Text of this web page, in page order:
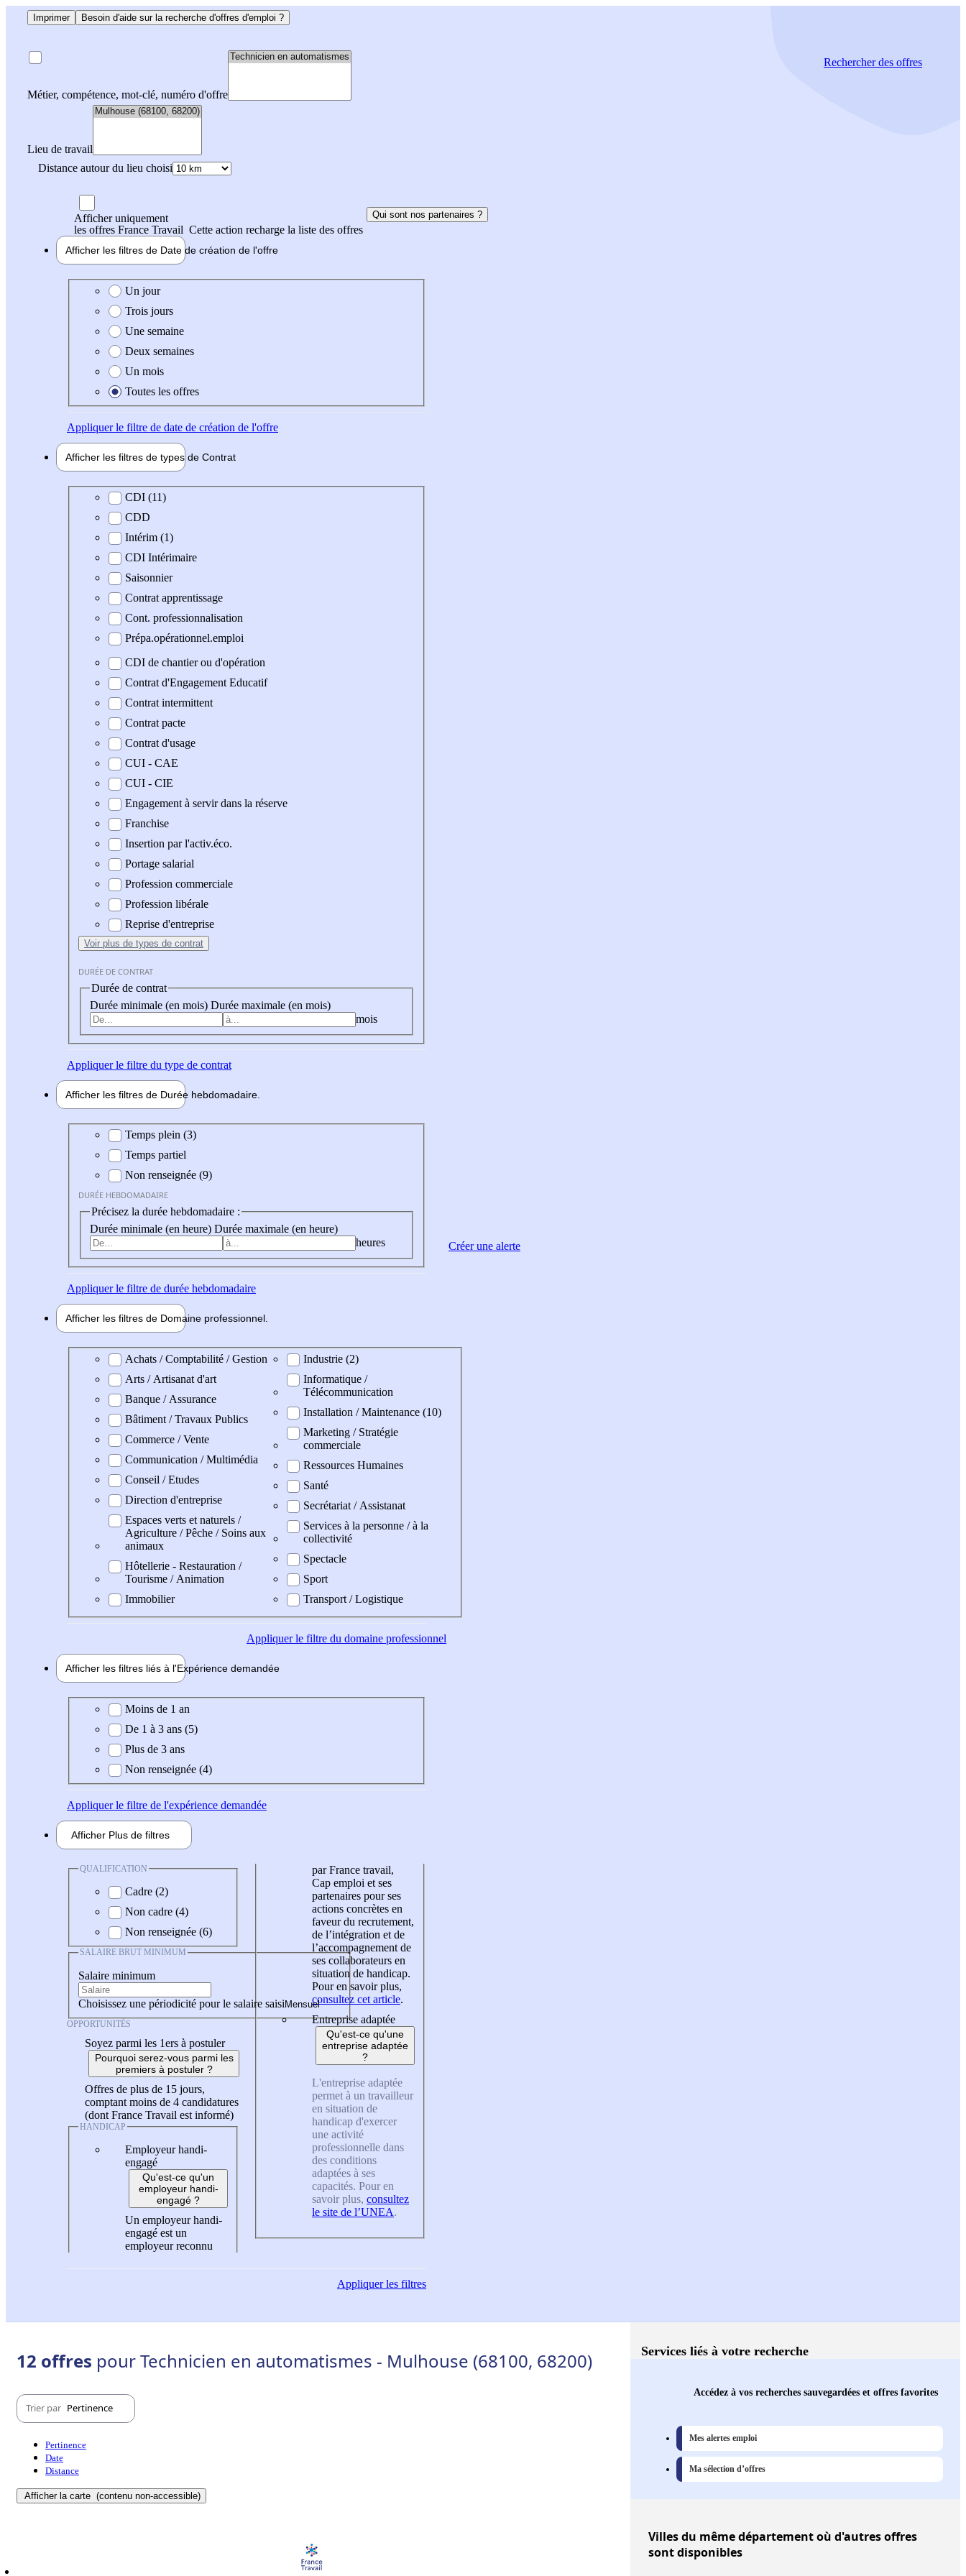
Imprimer Besoin d'aide sur la recherche d'offres d'emploi ?
Métier, compétence, mot-clé, numéro d'offre
Lieu de travail
Distance autour du lieu choisi
Rechercherdes offres
Afficher uniquement
les offres France Travail Cette action recharge la liste des offres
Qui sont nos partenaires ?
Afficher les filtres de Date de création de l'offre
Date de création de l'offre
Un jour
Trois jours
Une semaine
Deux semaines
Un mois
Toutes les offres
Appliquerle filtre de date de création de l'offre
Afficher les filtres de types de Contrat
Type de contratCDI (11)
CDD
Intérim (1)
CDI Intérimaire
Saisonnier
Contrat apprentissage
Cont. professionnalisation
Prépa.opérationnel.emploi
CDI de chantier ou d'opération
Contrat d'Engagement Educatif
Contrat intermittent
Contrat pacte
Contrat d'usage
CUI - CAE
CUI - CIE
Engagement à servir dans la réserve
Franchise
Insertion par l'activ.éco.
Portage salarial
Profession commerciale
Profession libérale
Reprise d'entreprise
Voir plus de types de contrat
DURÉE DE CONTRAT
Durée de contrat
Durée minimale (en mois) Durée maximale (en mois)
mois
Appliquerle filtre du type de contrat
Afficher les filtres de Durée hebdomadaire
Durée hebdomadaire
Temps plein (3)
Temps partiel
Non renseignée (9)
DURÉE HEBDOMADAIRE
Précisez la durée hebdomadaire :
Durée minimale (en heure) Durée maximale (en heure)
heures
Appliquerle filtre de durée hebdomadaire
Afficher les filtres de Domaine professionnel
Domaine professionel
Achats / Comptabilité / Gestion
Arts / Artisanat d'art
Banque / Assurance
Bâtiment / Travaux Publics
Commerce / Vente
Communication / Multimédia
Conseil / Etudes
Direction d'entreprise
Espaces verts et naturels /
Agriculture / Pêche / Soins aux
animaux
Hôtellerie - Restauration /
Tourisme / Animation
Immobilier
Industrie (2)
Informatique /
Télécommunication
Installation / Maintenance (10)
Marketing / Stratégie
commerciale
Ressources Humaines
Santé
Secrétariat / Assistanat
Services à la personne / à la
collectivité
Spectacle
Sport
Transport / Logistique
Appliquerle filtre du domaine professionnel
Afficher les filtres liés à l'Expérience demandée
Expérience demandée
Moins de 1 an
De 1 à 3 ans (5)
Plus de 3 ans
Non renseignée (4)
Appliquerle filtre de l'expérience demandée
Afficher Plus de filtres
QUALIFICATION
Cadre (2)
Non cadre (4)
Non renseignée (6)
SALAIRE BRUT MINIMUM
Salaire minimum
Choisissez une périodicité pour le salaire saisi
OPPORTUNITÉS
Soyez parmi les 1ers à postuler
Pourquoi serez-vous parmi les
premiers à postuler ?
Offres de plus de 15 jours,
comptant moins de 4 candidatures
(dont France Travail est informé)
HANDICAP
Employeur handi-
engagé
Qu'est-ce qu'un
employeur handi-
engagé ?
Un employeur handi-
engagé est un
employeur reconnu
par France travail,
Cap emploi et ses
partenaires pour ses
actions concrètes en
faveur du recrutement,
de l’intégration et de
l’accompagnement de
ses collaborateurs en
situation de handicap.
Pour en savoir plus,
consultez cet article.
Entreprise adaptée
Qu'est-ce qu'une
entreprise adaptée
?
L'entreprise adaptée
permet à un travailleur
en situation de
handicap d'exercer
une activité
professionnelle dans
des conditions
adaptées à ses
capacités. Pour en
savoir plus, consultez
le site de l’UNEA.
Appliquerles filtres
Créer une alerte
12 offres pour Technicien en automatismes - Mulhouse (68100, 68200)
Trier par Pertinence
Pertinence
Date
Distance
Afficher la carte (contenu non-accessible)
Services liés à votre recherche
Accédez à vos recherches sauvegardées et offres favorites
Mes alertes emploi
Ma sélection d’offres
Villesdu même département où d'autres offres
sont disponibles